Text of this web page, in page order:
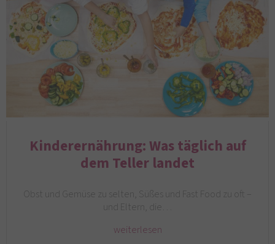
Kinderernährung: Was täglich auf
dem Teller landet
Obst und Gemüse zu selten, Süßes und Fast Food zu oft –
und Eltern, die…
weiterlesen